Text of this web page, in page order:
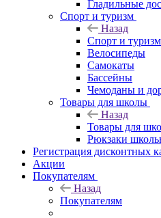
Гладильные
Спорт и туризм
Назад
Спорт и туризм
Велосипеды
Самокаты
Бассейны
Чемоданы и
Товары для школы
Назад
Товары для
Рюкзаки
Регистрация дисконтных
Акции
Покупателям
Назад
Покупателям